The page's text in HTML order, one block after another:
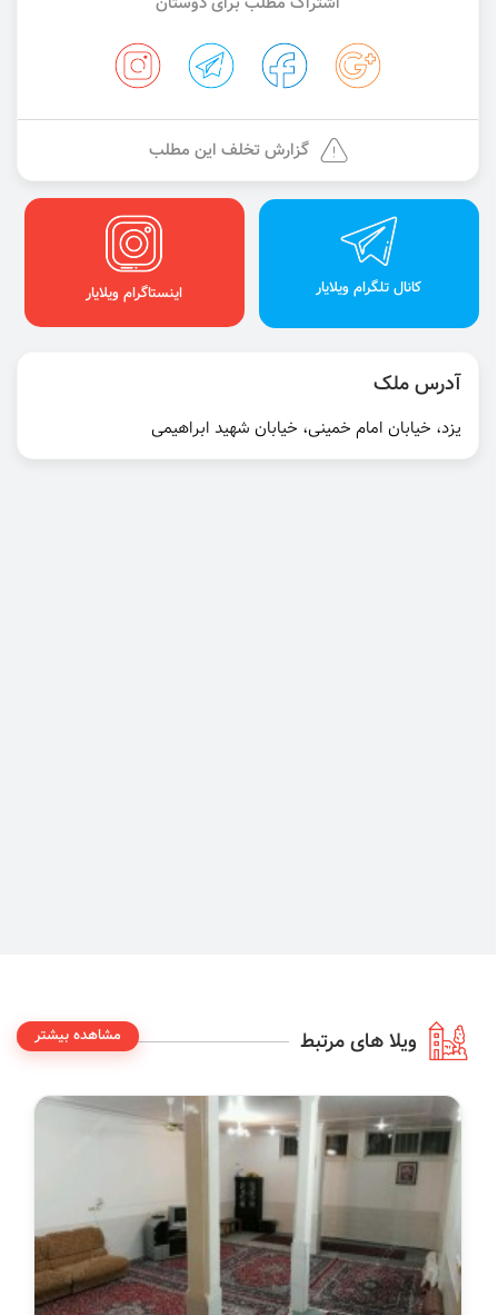
گزارش تخلف این مطلب
کانال تلگرام ویلایار اینستاگرام ویلایار
آدرس ملک
یزد، خیابان امام خمینی، خیابان شهید ابراهیمی
ویلا های مرتبط مشاهده بیشتر